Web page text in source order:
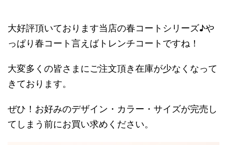
大好評頂いております当店の春コートシリーズ♪や
っぱり春コート言えばトレンチコートですね！
大変多くの皆さまにご注文頂き在庫が少なくなって
きております。
ぜひ！お好みのデザイン・カラー・サイズが完売し
てしまう前にお買い求めください。